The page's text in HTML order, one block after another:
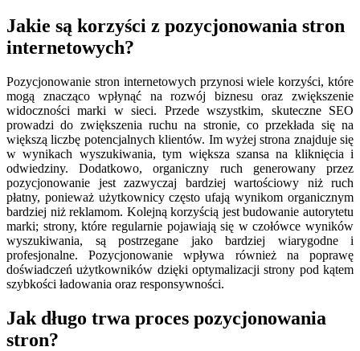
Jakie są korzyści z pozycjonowania stron
internetowych?
Pozycjonowanie stron internetowych przynosi wiele korzyści, które
mogą znacząco wpłynąć na rozwój biznesu oraz zwiększenie
widoczności marki w sieci. Przede wszystkim, skuteczne SEO
prowadzi do zwiększenia ruchu na stronie, co przekłada się na
większą liczbę potencjalnych klientów. Im wyżej strona znajduje się
w wynikach wyszukiwania, tym większa szansa na kliknięcia i
odwiedziny. Dodatkowo, organiczny ruch generowany przez
pozycjonowanie jest zazwyczaj bardziej wartościowy niż ruch
płatny, ponieważ użytkownicy często ufają wynikom organicznym
bardziej niż reklamom. Kolejną korzyścią jest budowanie autorytetu
marki; strony, które regularnie pojawiają się w czołówce wyników
wyszukiwania, są postrzegane jako bardziej wiarygodne i
profesjonalne. Pozycjonowanie wpływa również na poprawę
doświadczeń użytkowników dzięki optymalizacji strony pod kątem
szybkości ładowania oraz responsywności.
Jak długo trwa proces pozycjonowania
stron?